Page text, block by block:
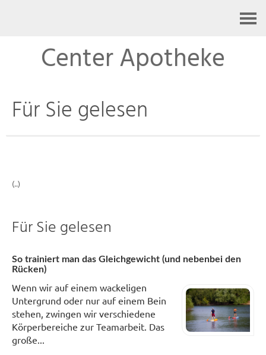
Center Apotheke
Für Sie gelesen
(..)
Für Sie gelesen
So trainiert man das Gleichgewicht (und nebenbei den
Rücken)
Wenn wir auf einem wackeligen
Untergrund oder nur auf einem Bein
stehen, zwingen wir verschiedene
Körperbereiche zur Teamarbeit. Das
große...